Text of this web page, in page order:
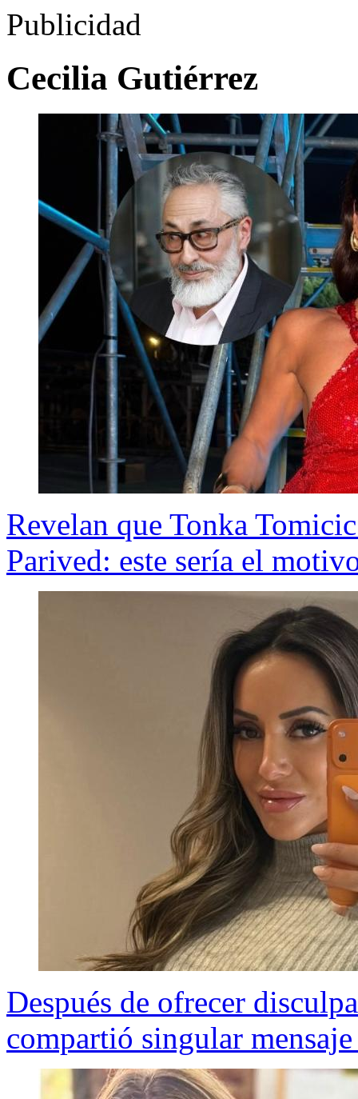
Publicidad
Cecilia Gutiérrez
Revelan que Tonka
Parived: este sería el
Después de ofrecer
compartió singular mensaje